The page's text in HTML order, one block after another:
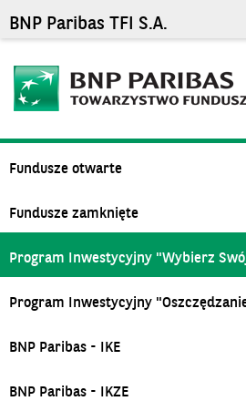
BNP Paribas TFI S.A.
Fundusze otwarte
Fundusze zamknięte
Program Inwestycyjny "Wybierz
Program Inwestycyjny
BNP Paribas - IKE
BNP Paribas - IKZE